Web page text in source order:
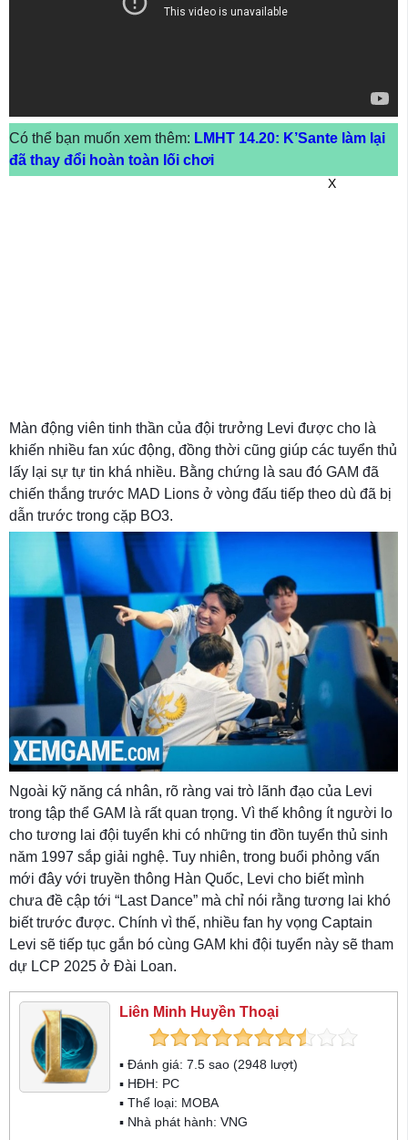
Có thể bạn muốn xem thêm: LMHT 14.20: K’Sante làm lại
đã thay đổi hoàn toàn lối chơi
X
Màn động viên tinh thần của đội trưởng Levi được cho là
khiến nhiều fan xúc động, đồng thời cũng giúp các tuyển thủ
lấy lại sự tự tin khá nhiều. Bằng chứng là sau đó GAM đã
chiến thắng trước MAD Lions ở vòng đấu tiếp theo dù đã bị
dẫn trước trong cặp BO3.
Ngoài kỹ năng cá nhân, rõ ràng vai trò lãnh đạo của Levi
trong tập thể GAM là rất quan trọng. Vì thế không ít người lo
cho tương lai đội tuyển khi có những tin đồn tuyển thủ sinh
năm 1997 sắp giải nghệ. Tuy nhiên, trong buổi phỏng vấn
mới đây với truyền thông Hàn Quốc, Levi cho biết mình
chưa đề cập tới “Last Dance” mà chỉ nói rằng tương lai khó
biết trước được. Chính vì thế, nhiều fan hy vọng Captain
Levi sẽ tiếp tục gắn bó cùng GAM khi đội tuyển này sẽ tham
dự LCP 2025 ở Đài Loan.
Liên Minh Huyền Thoại
▪ Đánh giá: 7.5 sao (2948 lượt)
▪ HĐH: PC
▪ Thể loại: MOBA
▪ Nhà phát hành: VNG